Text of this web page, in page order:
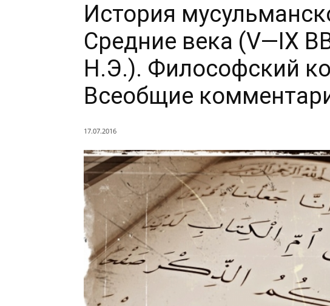
История
Средние века (V—IX
Н.Э.). Философский
Всеобщие
17.07.2016